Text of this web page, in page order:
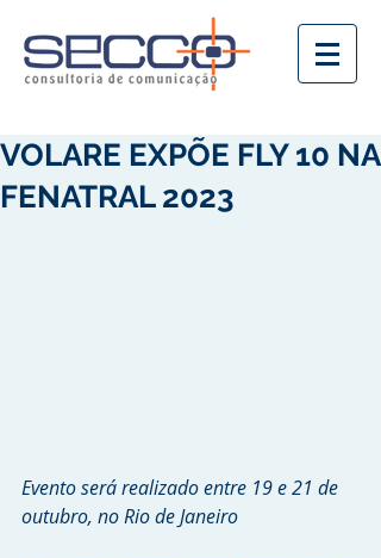
VOLARE EXPÕE FLY 10 NA
FENATRAL 2023
Evento será realizado entre 19 e 21 de
outubro, no Rio de Janeiro